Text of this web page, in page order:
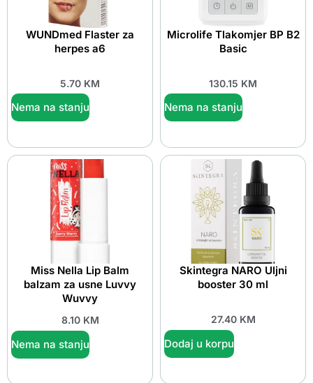
WUNDmed Flaster za
herpes a6
5.70 KM
Nema na stanju
Microlife Tlakomjer BP B2
Basic
130.15 KM
Nema na stanju
Miss Nella Lip Balm
balzam za usne Luvvy
Wuvvy
8.10 KM
Nema na stanju
Skintegra NARO Uljni
booster 30 ml
27.40 KM
Dodaj u korpu